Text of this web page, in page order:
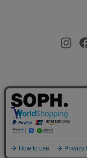
プライバシーポリシー
店舗受取サービ
お客様により良いサー
使用することがござい
ご確認ください。